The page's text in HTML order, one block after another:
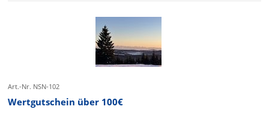
Art.-Nr. NSN-102
Wertgutschein über 100€